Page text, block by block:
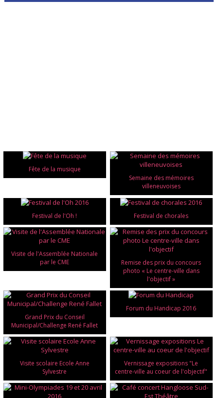
Fête de la musique
Semaine des mémoires
villeneuvoises
Festival de l'Oh ! Festival de chorales
Visite de l'Assemblée Nationale
par le CME
Remise des prix du concours
photo « Le centre-ville dans
l'objectif »
Grand Prix du Conseil
Municipal/Challenge René Fallet
Forum du Handicap 2016
Visite scolaire Ecole Anne
Sylvestre
Vernissage expositions "Le
centre-ville au coeur de l'objectif"